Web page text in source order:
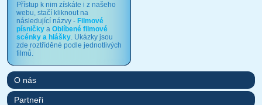
Přístup k nim získáte i z našeho
webu, stačí kliknout na
následující názvy - Filmové
písničky a Oblíbené filmové
scénky a hlášky. Ukázky jsou
zde roztříděné podle jednotlivých
filmů.
O nás
Partneři